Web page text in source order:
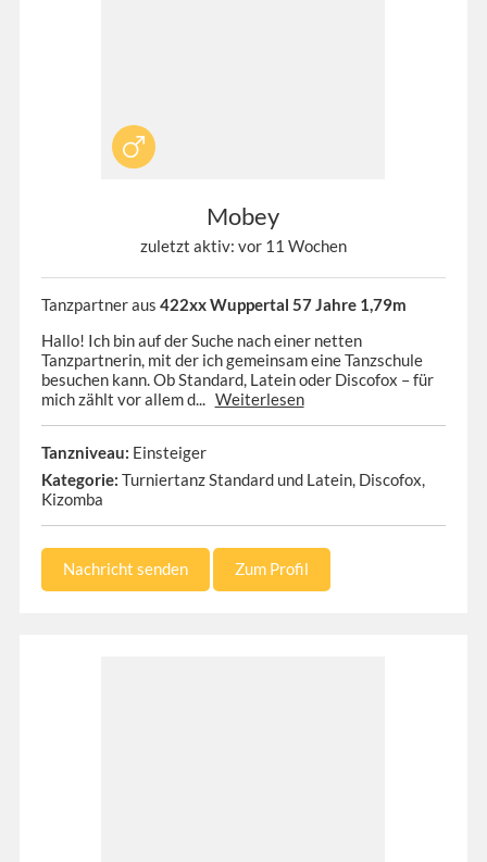
Mobey
zuletzt aktiv: vor 11 Wochen
Tanzpartner aus 422xx Wuppertal 57 Jahre 1,79m
Hallo! Ich bin auf der Suche nach einer netten
Tanzpartnerin, mit der ich gemeinsam eine Tanzschule
besuchen kann. Ob Standard, Latein oder Discofox – für
mich zählt vor allem d... Weiterlesen
Tanzniveau: Einsteiger
Kategorie: Turniertanz Standard und Latein, Discofox,
Kizomba
Nachricht senden Zum Profil